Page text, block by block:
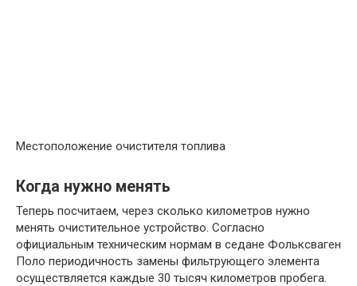
Местоположение очистителя топлива
Когда нужно менять
Теперь посчитаем, через сколько километров нужно
менять очистительное устройство. Согласно
официальным техническим нормам в седане Фольксваген
Поло периодичность замены фильтрующего элемента
осуществляется каждые 30 тысяч километров пробега.